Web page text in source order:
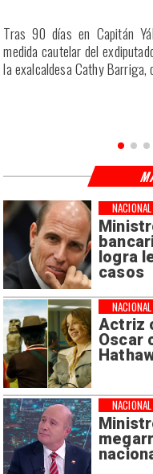
Tras 90 días en Capitán
medida cautelar del
la exalcaldesa Cathy
logra
casos
NACIONAL
Actriz
Oscar
NACIONAL
NACIONAL